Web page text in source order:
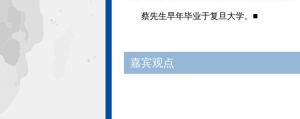
蔡先生早年毕业于复旦大学。■
嘉宾观点